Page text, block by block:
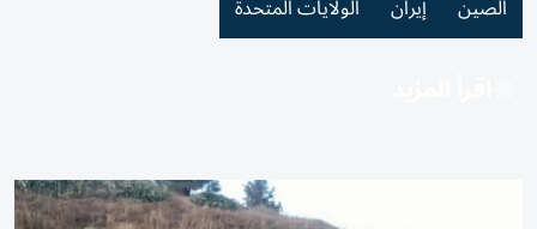
الصين إيران الولايات المتحدة